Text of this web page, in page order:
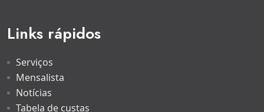
Links rápidos
Serviços
Mensalista
Notícias
Tabela de custas